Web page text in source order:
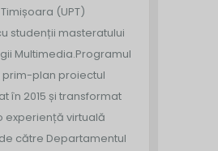
(UPT)
studenții masteratului
Multimedia.Programul
prim-plan proiectul
în 2015 și transformat
experiență virtuală
către Departamentul